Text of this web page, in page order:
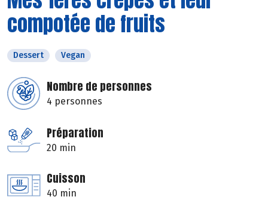
compotée de fruits
Dessert Vegan
Nombre de personnes
4 personnes
Préparation
20 min
Cuisson
40 min